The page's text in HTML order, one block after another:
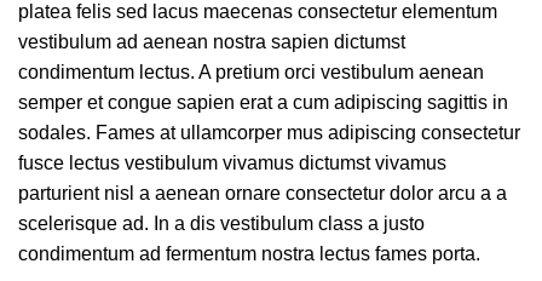
platea felis sed lacus maecenas consectetur elementum
vestibulum ad aenean nostra sapien dictumst
condimentum lectus. A pretium orci vestibulum aenean
semper et congue sapien erat a cum adipiscing sagittis in
sodales. Fames at ullamcorper mus adipiscing consectetur
fusce lectus vestibulum vivamus dictumst vivamus
parturient nisl a aenean ornare consectetur dolor arcu a a
scelerisque ad. In a dis vestibulum class a justo
condimentum ad fermentum nostra lectus fames porta.